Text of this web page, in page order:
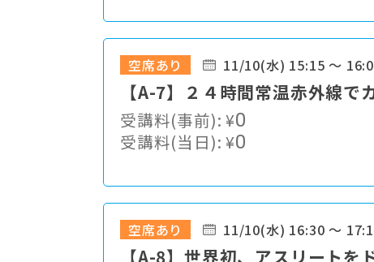
空席あり 11/10(水) 15:15 ～
【A-7】２４時間常温赤外線
受講料(事前):¥0
受講料(当日):¥0
空席あり 11/10(水) 16:30 ～
【A-8】世界初、アスリート